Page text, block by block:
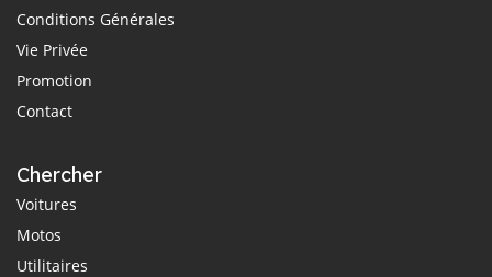
Conditions Générales
Vie Privée
Promotion
Contact
Chercher
Voitures
Motos
Utilitaires